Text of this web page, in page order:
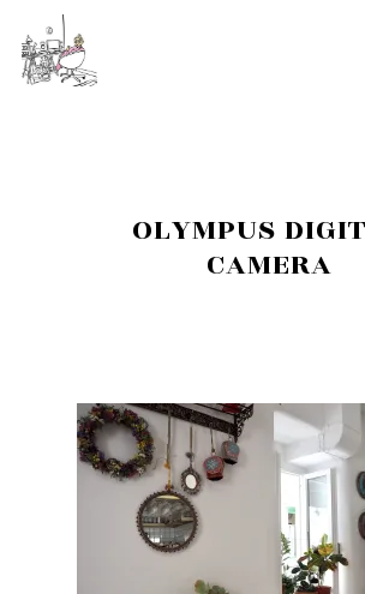
OLYMPUS
CAMERA